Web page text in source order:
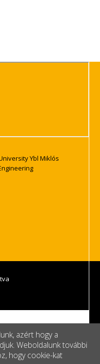
azért hogy a
Weboldalunk további
hogy cookie-kat
Ybl Miklós
A MEC_SZ 149911 számú
projekt a Kulturális és
Innovációs Minisztérium
Kutatási Fejlesztési és